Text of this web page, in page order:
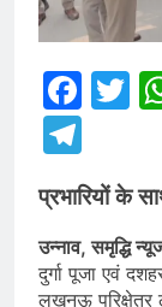
प्रभारियों के
उन्नाव, समृद्धि
दुर्गा पूजा एवं
लखनऊ परिक्षेत्र